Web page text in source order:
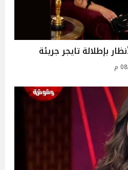
بإطلالة تايجر جريئة